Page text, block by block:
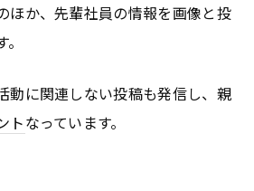
ほか、先輩社員の情報を画像と投
動に関連しない投稿も発信し、親
トなっています。